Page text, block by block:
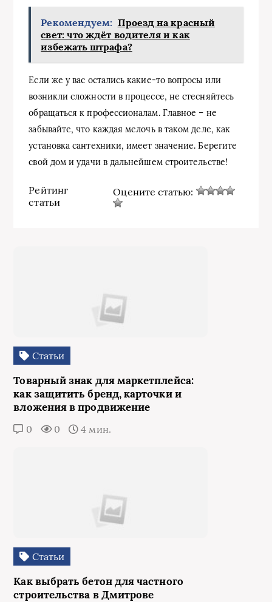
Рекомендуем: Проезд на красный
свет: что ждёт водителя и как
избежать штрафа?
Если же у вас остались какие-то вопросы или
возникли сложности в процессе, не стесняйтесь
обращаться к профессионалам. Главное – не
забывайте, что каждая мелочь в таком деле, как
установка сантехники, имеет значение. Берегите
свой дом и удачи в дальнейшем строительстве!
Рейтинг
статьи
Оцените статью:
Статьи
Товарный знак для маркетплейса:
как защитить бренд, карточки и
вложения в продвижение
0 0 4 мин.
Статьи
Как выбрать бетон для частного
строительства в Дмитрове